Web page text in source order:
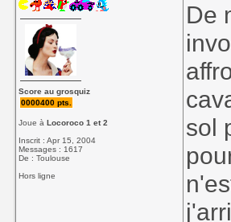
Score au grosquiz
0000400 pts.
Joue àLocoroco 1 et 2
Inscrit : Apr 15, 2004
Messages : 1617
De : Toulouse
Hors ligne
De
sol